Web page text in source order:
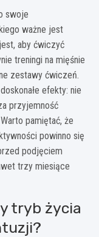
swoje
ważne jest
aby ćwiczyć
treningi na mięśnie
zestawy ćwiczeń.
efekty: nie
przyjemność
pamiętać, że
powinno się
podjęciem
trzy miesiące
tryb życia